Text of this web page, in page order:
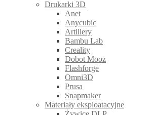
Drukarki 3D
Anet
Anycubic
Artillery
Bambu Lab
Creality
Dobot Mooz
Flashforge
Omni3D
Prusa
Snapmaker
Materiały eksploatacyjne